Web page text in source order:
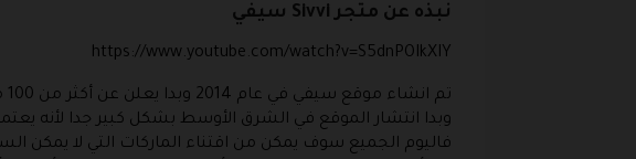
نبذه عن متجر Sivvi سيفي
https://www.youtube.com/watch?v=S5dnPOIkXIY
وبدا انتشار الموقع في الشرق الأوسط بشكل كبير جدا لأنه
فاليوم الجميع سوف يمكن من اقتناء الماركات التي لا